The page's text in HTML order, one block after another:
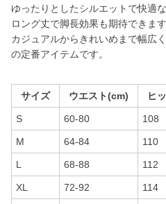
ゆったりとしたシルエットで快適
ロング丈で脚長効果も期待できます
カジュアルからきれいめまで幅広
の定番アイテムです。
サイズ ウエスト(cm) ヒ
S 60-80 108
M 64-84 110
L 68-88 112
XL 72-92 114